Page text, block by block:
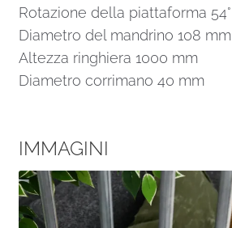
Rotazione della piattaforma 54°
Diametro del mandrino 108 mm
Altezza ringhiera 1000 mm
Diametro corrimano 40 mm
IMMAGINI